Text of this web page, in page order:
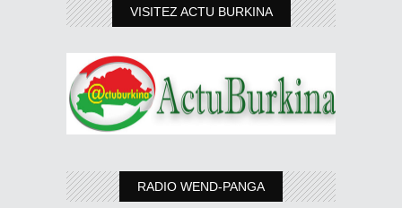
VISITEZ ACTU BURKINA
RADIO WEND-PANGA